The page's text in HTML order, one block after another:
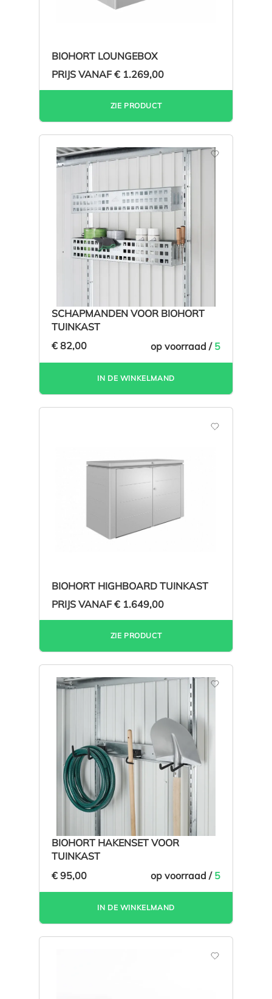
BIOHORT LOUNGEBOX
PRIJS VANAF € 1.269,00
ZIE PRODUCT
SCHAPMANDEN VOOR BIOHORT
TUINKAST
€ 82,00
op voorraad / 5
IN DE WINKELMAND
BIOHORT HIGHBOARD TUINKAST
PRIJS VANAF € 1.649,00
ZIE PRODUCT
BIOHORT HAKENSET VOOR
TUINKAST
€ 95,00
op voorraad / 5
IN DE WINKELMAND